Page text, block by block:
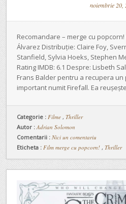
noiembrie 20,
Recomandare – merge cu
Álvarez Distribuție: Claire Foy,
Stanfield, Sylvia Hoeks, Stephen
Rating IMDB: 6.1 Despre: Lisbeth
Frans Balder pentru a recupera
important numit Firefall. Ea
Categorie : Filme , Thriller
Autor : Adrian Solomon
Comentarii : Nici un comentariu
Eticheta : Film merge cu popcorn! , Thriller